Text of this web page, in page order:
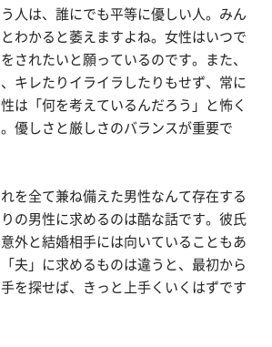
人は、誰にでも平等に優しい人。みん
わかると萎えますよね。女性はいつで
されたいと願っているのです。また、
キレたりイライラしたりもせず、常に
は「何を考えているんだろう」と怖く
優しさと厳しさのバランスが重要で
を全て兼ね備えた男性なんて存在する
の男性に求めるのは酷な話です。彼氏
外と結婚相手には向いていることもあ
夫」に求めるものは違うと、最初から
を探せば、きっと上手くいくはずです